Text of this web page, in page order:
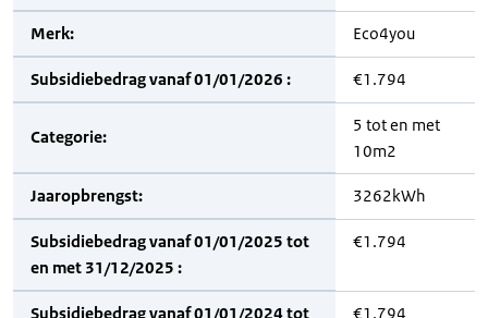
Merk: Eco4you
Subsidiebedrag vanaf 01/01/2026 : €1.794
Categorie:
5 tot en met
10m2
Jaaropbrengst: 3262kWh
Subsidiebedrag vanaf 01/01/2025 tot
en met 31/12/2025 :
€1.794
Subsidiebedrag vanaf 01/01/2024 tot
€1.794